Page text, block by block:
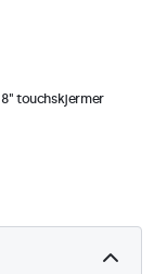
8" touchskjermer